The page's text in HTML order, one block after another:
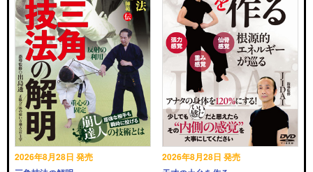
2026年8月28日 発売
2026年8月28日 発売